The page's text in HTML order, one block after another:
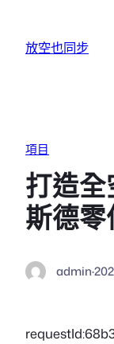
放空也同步
項目
打造
斯德
admin·